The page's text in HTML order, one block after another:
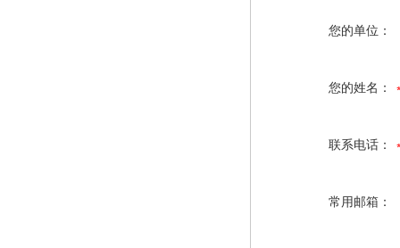
您的单位：
您的姓名：
联系电话：
常用邮箱：